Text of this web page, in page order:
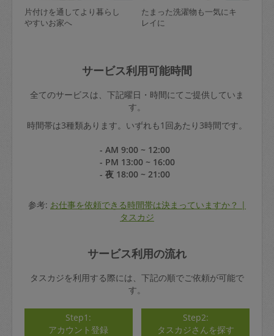
片付けを通してより暮らし
やすいお家へ
たまった洗濯物も一気にキ
レイに
サービス利用可能時間
全てのサービスは、下記曜日・時間にてご提供していま
す。
時間帯は3種類あります。いずれも1回あたり3時間です。
- AM 9:00 ~ 12:00
- PM 13:00 ~ 16:00
- 夜 18:00 ~ 21:00
参考: お仕事を依頼できる時間帯は決まっていますか？ |
タスカジ
サービス利用の流れ
タスカジを利用する際には、下記の順でご依頼が可能で
す。
Step1:
アカウント登録
Step2:
タスカジさんを探す